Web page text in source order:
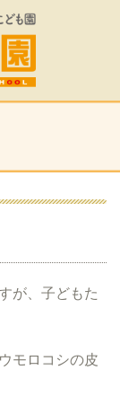
が、子どもた
モロコシの皮